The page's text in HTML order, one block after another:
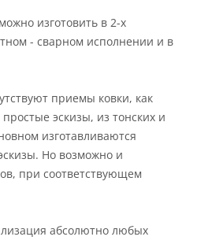
изготовить в 2-х
- сварном исполнении и в
приемы ковки, как
эскизы, из тонских и
изготавливаются
Но возможно и
при соответствующем
абсолютно любых